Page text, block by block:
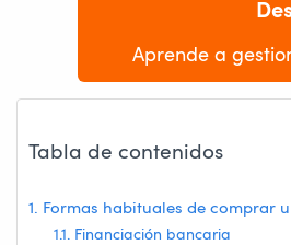
Aprende a
Tabla de contenidos
Formas habituales de comprar
Financiación bancaria